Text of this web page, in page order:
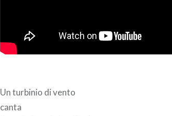
Un turbinio di vento
canta